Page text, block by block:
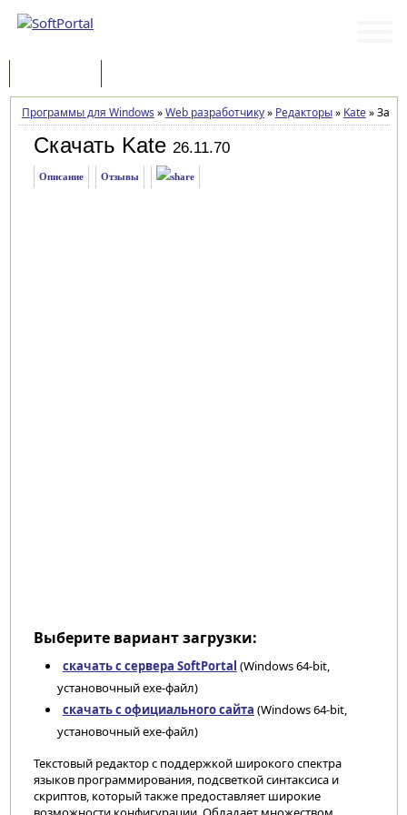
Программы для Windows »Web разработчику» Редакторы» Kate»
Скачать Kate 26.11.70
Описание Отзывы
Выберите вариант загрузки:
скачать с сервера SoftPortal (Windows 64-bit,
установочный exe-файл)
скачать с официального сайта (Windows 64-bit,
установочный exe-файл)
Текстовый редактор с поддержкой широкого спектра
языков программирования, подсветкой синтаксиса и
скриптов, который также предоставляет широкие